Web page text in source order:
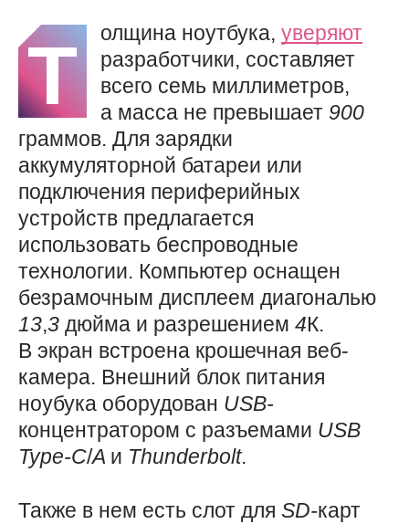
Т олщина ноутбука, уверяют
разработчики, составляет
всего семь миллиметров,
а масса не превышает 900
граммов. Для зарядки
аккумуляторной батареи или
подключения периферийных
устройств предлагается
использовать беспроводные
технологии. Компьютер оснащен
безрамочным дисплеем диагональю
13,3 дюйма и разрешением 4К.
В экран встроена крошечная веб-
камера. Внешний блок питания
ноубука оборудован USB-
концентратором с разъемами USB
Type-C/A и Thunderbolt.
Также в нем есть слот для SD-карт